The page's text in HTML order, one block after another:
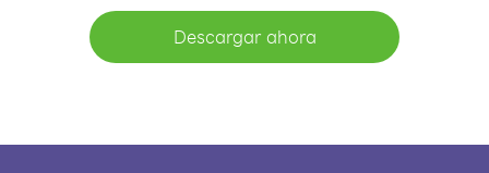
Descargar ahora